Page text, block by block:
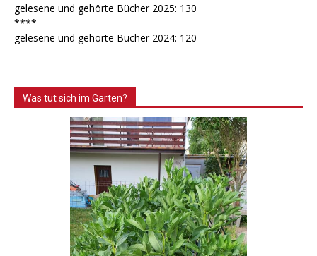
gelesene und gehörte Bücher 2025: 130
****
gelesene und gehörte Bücher 2024: 120
Was tut sich im Garten?